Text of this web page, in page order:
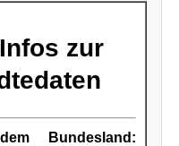
zur
Bundesland: